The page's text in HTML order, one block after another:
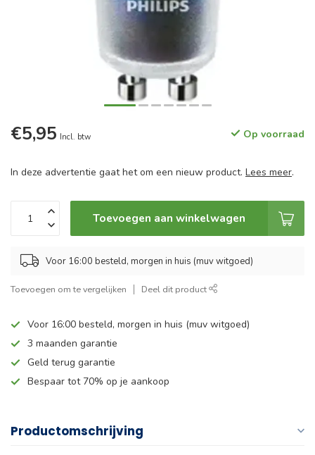
€5,95 Incl. btw Op voorraad
In deze advertentie gaat het om een nieuw product. Lees meer.
Toevoegen aan winkelwagen
Voor 16:00 besteld, morgen in huis (muv witgoed)
Toevoegen om te vergelijken Deel dit product
Voor 16:00 besteld, morgen in huis (muv witgoed)
3 maanden garantie
Geld terug garantie
Bespaar tot 70% op je aankoop
Productomschrijving